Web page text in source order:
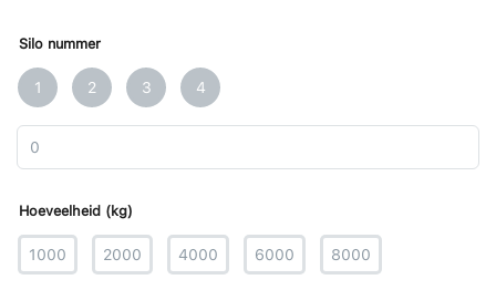
Silo nummer
1 2 3 4
Hoeveelheid (kg)
1000 2000 4000 6000 8000